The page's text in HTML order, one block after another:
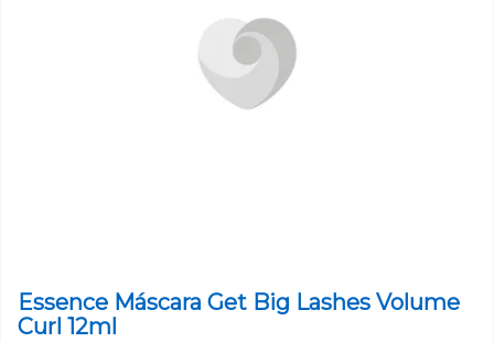
Essence Máscara Get Big Lashes Volume
Curl 12ml